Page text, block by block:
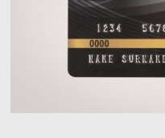
Ứng dụng AI cho chăm sóc